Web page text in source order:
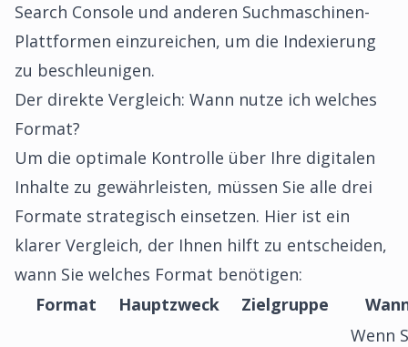
Search Console und anderen Suchmaschinen-
Plattformen einzureichen, um die Indexierung
zu beschleunigen.
Der direkte Vergleich: Wann nutze ich welches
Format?
Um die optimale Kontrolle über Ihre digitalen
Inhalte zu gewährleisten, müssen Sie alle drei
Formate strategisch einsetzen. Hier ist ein
klarer Vergleich, der Ihnen hilft zu entscheiden,
wann Sie welches Format benötigen:
Format
Hauptzweck Zielgruppe
Wenn